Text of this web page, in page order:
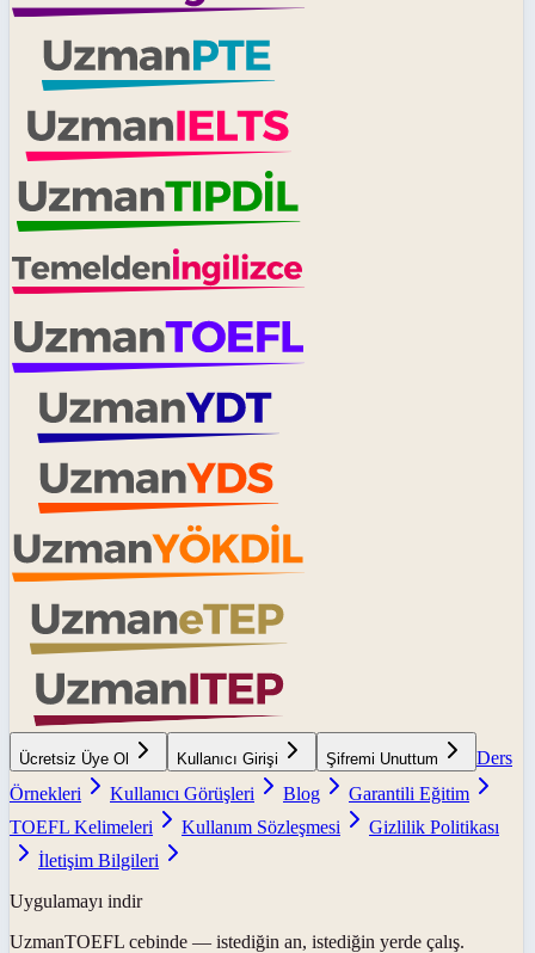
Ücretsiz Üye Ol Kullanıcı Girişi Şifremi Unuttum
Ders
Örnekleri
Kullanıcı Görüşleri Blog
Garantili Eğitim
TOEFL Kelimeleri
Kullanım Sözleşmesi
Gizlilik Politikası
İletişim Bilgileri
Uygulamayı indir
UzmanTOEFL cebinde — istediğin an, istediğin yerde çalış.